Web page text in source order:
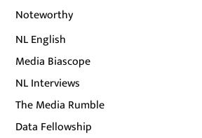
Noteworthy
NL English
Media Biascope
NL Interviews
The Media Rumble
Data Fellowship